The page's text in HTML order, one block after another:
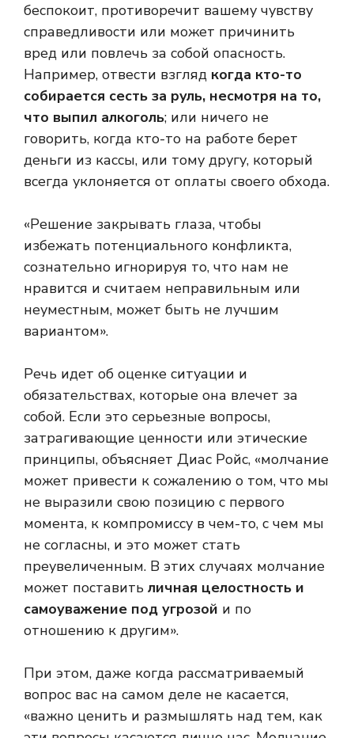
беспокоит, противоречит вашему чувству
справедливости или может причинить
вред или повлечь за собой опасность.
Например, отвести взгляд когда кто-то
собирается сесть за руль, несмотря на то,
что выпил алкоголь; или ничего не
говорить, когда кто-то на работе берет
деньги из кассы, или тому другу, который
всегда уклоняется от оплаты своего обхода.
«Решение закрывать глаза, чтобы
избежать потенциального конфликта,
сознательно игнорируя то, что нам не
нравится и считаем неправильным или
неуместным, может быть не лучшим
вариантом».
Речь идет об оценке ситуации и
обязательствах, которые она влечет за
собой. Если это серьезные вопросы,
затрагивающие ценности или этические
принципы, объясняет Диас Ройс, «молчание
может привести к сожалению о том, что мы
не выразили свою позицию с первого
момента, к компромиссу в чем-то, с чем мы
не согласны, и это может стать
преувеличенным. В этих случаях молчание
может поставить личная целостность и
самоуважение под угрозой и по
отношению к другим».
При этом, даже когда рассматриваемый
вопрос вас на самом деле не касается,
«важно ценить и размышлять над тем, как